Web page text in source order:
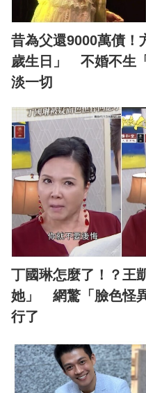
昔為父還9000萬債！
歲生日」 不婚不生
淡一切
丁國琳怎麼了！？王
她」 網驚「臉色怪
行了